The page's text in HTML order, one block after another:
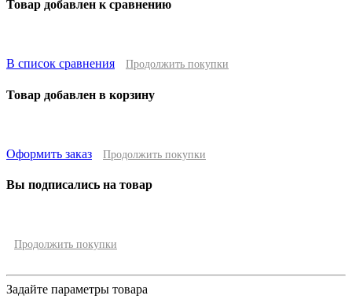
Товар добавлен к сравнению
В список сравнения Продолжить покупки
Товар добавлен в корзину
Оформить заказ Продолжить покупки
Вы подписались на товар
Продолжить покупки
Задайте параметры товара